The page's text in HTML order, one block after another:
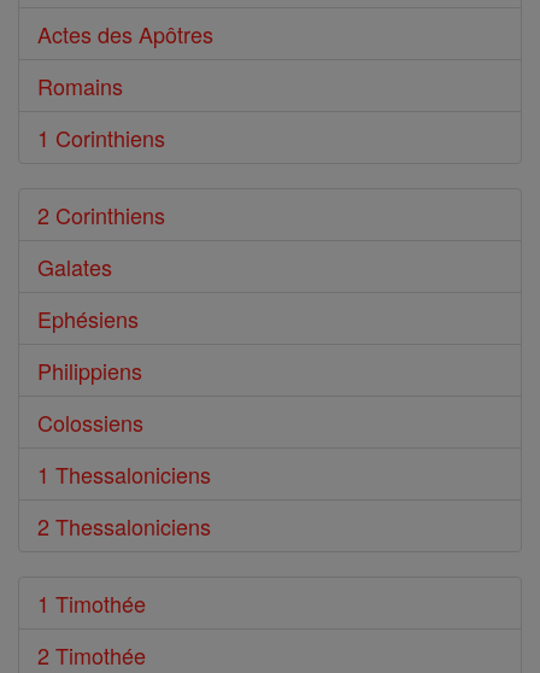
Actes des Apôtres
Romains
1 Corinthiens
2 Corinthiens
Galates
Ephésiens
Philippiens
Colossiens
1 Thessaloniciens
2 Thessaloniciens
1 Timothée
2 Timothée